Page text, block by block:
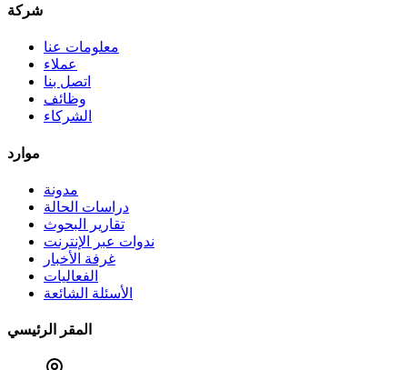
شركة
معلومات عنا
عملاء
اتصل بنا
وظائف
الشركاء
موارد
مدونة
دراسات الحالة
تقارير البحوث
ندوات عبر الإنترنت
غرفة الأخبار
الفعاليات
الأسئلة الشائعة
المقر الرئيسي